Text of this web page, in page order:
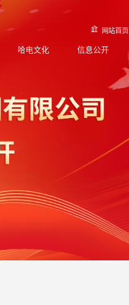
网站首页
哈电文化 信息公开